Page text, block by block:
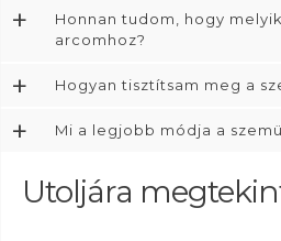
+
Honnan tudom, hogy
arcomhoz?
+ Hogyan tisztítsam meg a
+ Mi a legjobb módja a
Utoljára